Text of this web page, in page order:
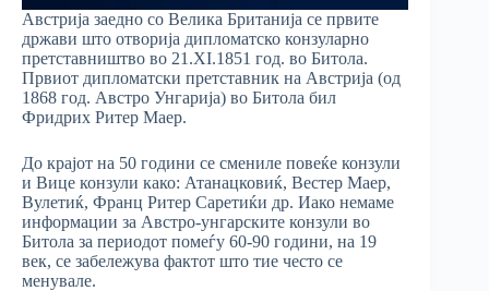
Австрија заедно со Велика Британија се првите
држави што отворија дипломатско конзуларно
претставништво во 21.XI.1851 год. во Битола.
Првиот дипломатски претставник на Австрија (од
1868 год. Австро Унгарија) во Битола бил
Фридрих Ритер Маер.
До крајот на 50 години се смениле повеќе конзули
и Вице конзули како: Атанацковиќ, Вестер Маер,
Вулетиќ, Франц Ритер Саретиќи др. Иако немаме
информации за Австро-унгарските конзули во
Битола за периодот помеѓу 60-90 години, на 19
век, се забележува фактот што тие често се
менувале.